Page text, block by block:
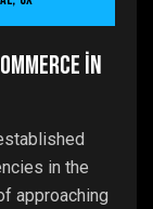
in
in the
approaching